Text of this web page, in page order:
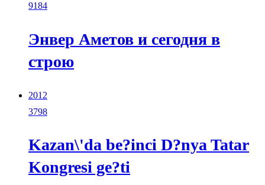
9184
Энвер Аметов и сегодня в
строю
2012
3798
Kazan\'da be?inci D?nya Tatar
Kongresi ge?ti